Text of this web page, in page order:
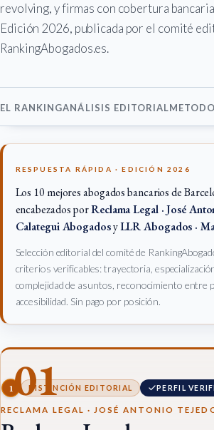
revolving, y firmas con cobertura
Edición 2026, publicada por el comité
RankingAbogados.es.
EL RANKINGANÁLISIS EDITORIAL
RESPUESTA RÁPIDA · EDICIÓN 2026
Los 10 mejores abogados bancarios de
encabezados porReclama Legal · José
Calategui AbogadosyLLR Abogados ·
Selección editorial del comité de
criterios verificables: trayectoria,
complejidad de asuntos, reconocimiento entre
accesibilidad. Sin pago por posición.
01
1 DISTINCIÓN EDITORIAL PERFIL
RECLAMA LEGAL · JOSÉ ANTONIO